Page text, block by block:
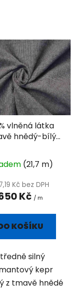
vlněná látka
hnědý-bílý
(21,7 m)
Kč bez DPH
Kč / m
KOŠÍKU
silný
kepr
z tmavě hnědé